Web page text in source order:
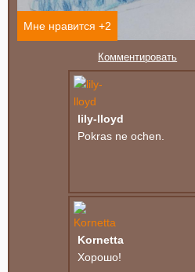
Мне нравится +2
Комментировать
lily-lloyd
Pokras ne ochen.
Kornetta
Хорошо!